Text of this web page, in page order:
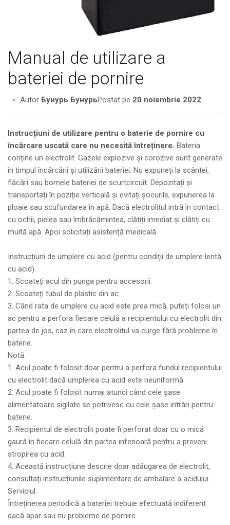
Manual de utilizare a
bateriei de pornire
Postat pe 20 noiembrie 2022
Autor Бунурь Бунурь
Instrucțiuni de utilizare pentru o baterie de pornire cu
încărcare uscată care nu necesită întreținere. Bateria
conține un electrolit. Gazele explozive și corozive sunt generate
în timpul încărcării și utilizării bateriei. Nu expuneți la scântei,
flăcări sau bornele bateriei de scurtcircuit. Depozitați și
transportați în poziție verticală și evitați șocurile, expunerea la
ploaie sau scufundarea în apă. Dacă electrolitul intră în contact
cu ochii, pielea sau îmbrăcămintea, clătiți imediat și clătiți cu
multă apă. Apoi solicitați asistență medicală.
Instrucțiuni de umplere cu acid (pentru condiții de umplere lentă
cu acid).
1. Scoateți acul din punga pentru accesorii.
2. Scoateți tubul de plastic din ac.
3. Când rata de umplere cu acid este prea mică, puteți folosi un
ac pentru a perfora fiecare celulă a recipientului cu electrolit din
partea de jos, caz în care electrolitul va curge fără probleme în
baterie.
Notă:
1. Acul poate fi folosit doar pentru a perfora fundul recipientului
cu electrolit dacă umplerea cu acid este neuniformă.
2. Acul poate fi folosit numai atunci când cele șase
alimentatoare sigilate se potrivesc cu cele șase intrări pentru
baterie.
3. Recipientul de electrolit poate fi perforat doar cu o mică
gaură în fiecare celulă din partea inferioară pentru a preveni
stropirea cu acid.
4. Această instrucțiune descrie doar adăugarea de electrolit,
consultați instrucțiunile suplimentare de ambalare a acidului.
Serviciul:
Întreținerea periodică a bateriei trebuie efectuată indiferent
dacă apar sau nu probleme de pornire.